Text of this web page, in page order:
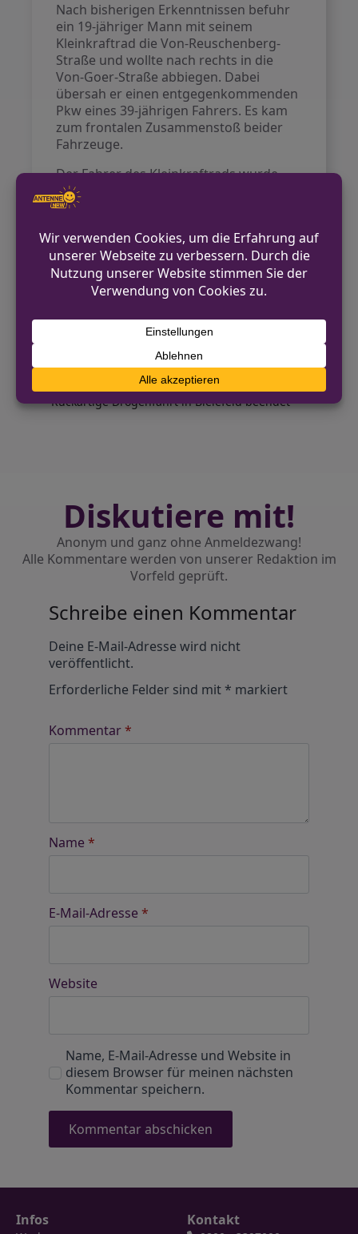
Nach bisherigen Erkenntnissen befuhr
ein 19-jähriger Mann mit seinem
Kleinkraftrad die Von-Reuschenberg-
Straße und wollte nach rechts in die
Von-Goer-Straße abbiegen. Dabei
übersah er einen entgegenkommenden
Pkw eines 39-jährigen Fahrers. Es kam
zum frontalen Zusammenstoß beider
Fahrzeuge.
Der Fahrer des Kleinkraftrads wurde
schwer verletzt und musste zur
Behandlung in ein Krankenhaus
der Fahrer des Pkw blieben unverletzt.
Der Sachschaden wird auf etwa 3.800
Euro geschätzt.
VORHERIGER BEITRAG
Fünf Leichtverletzte nach
Frontalzusammenstoß auf der L246
NÄCHSTER BEITRAG
Ruckartige Drogenfahrt in Bielefeld beendet
Diskutiere mit!
Anonym und ganz ohne Anmeldezwang!
Alle Kommentare werden von unserer Redaktion im
Vorfeld geprüft.
Schreibe einen Kommentar
Deine E-Mail-Adresse wird nicht
veröffentlicht.
Erforderliche Felder sind mit* markiert
Kommentar*
Name *
E-Mail-Adresse *
Website
Name, E-Mail-Adresse und Website in
diesem Browser für meinen nächsten
Kommentar speichern.
Infos Kontakt